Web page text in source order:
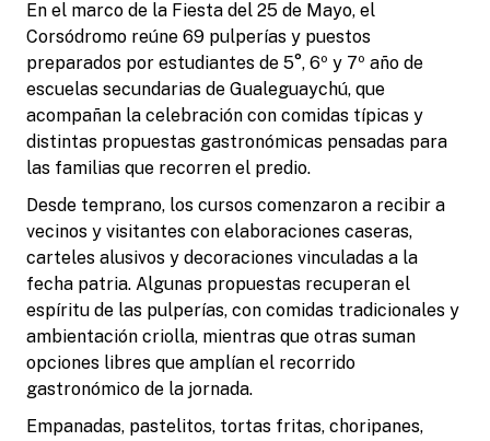
En el marco de la Fiesta del 25 de Mayo, el
Corsódromo reúne 69 pulperías y puestos
preparados por estudiantes de 5°, 6º y 7º año de
escuelas secundarias de Gualeguaychú, que
acompañan la celebración con comidas típicas y
distintas propuestas gastronómicas pensadas para
las familias que recorren el predio.
Desde temprano, los cursos comenzaron a recibir a
vecinos y visitantes con elaboraciones caseras,
carteles alusivos y decoraciones vinculadas a la
fecha patria. Algunas propuestas recuperan el
espíritu de las pulperías, con comidas tradicionales y
ambientación criolla, mientras que otras suman
opciones libres que amplían el recorrido
gastronómico de la jornada.
Empanadas, pastelitos, tortas fritas, choripanes,